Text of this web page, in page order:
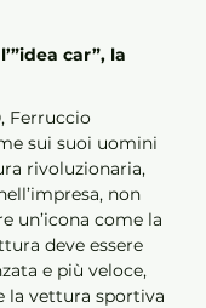
car”, la
Ferruccio
sui suoi uomini
rivoluzionaria,
non
un’icona come la
deve essere
e più veloce,
la vettura sportiva